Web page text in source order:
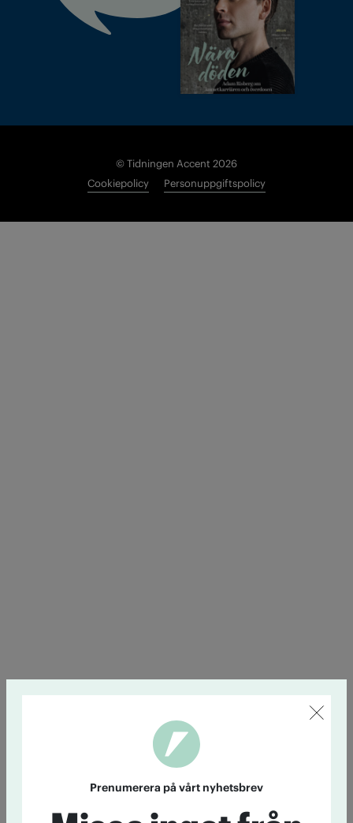
© Tidningen Accent 2026
Cookiepolicy
Personuppgiftspolicy
Prenumerera på vårt nyhetsbrev